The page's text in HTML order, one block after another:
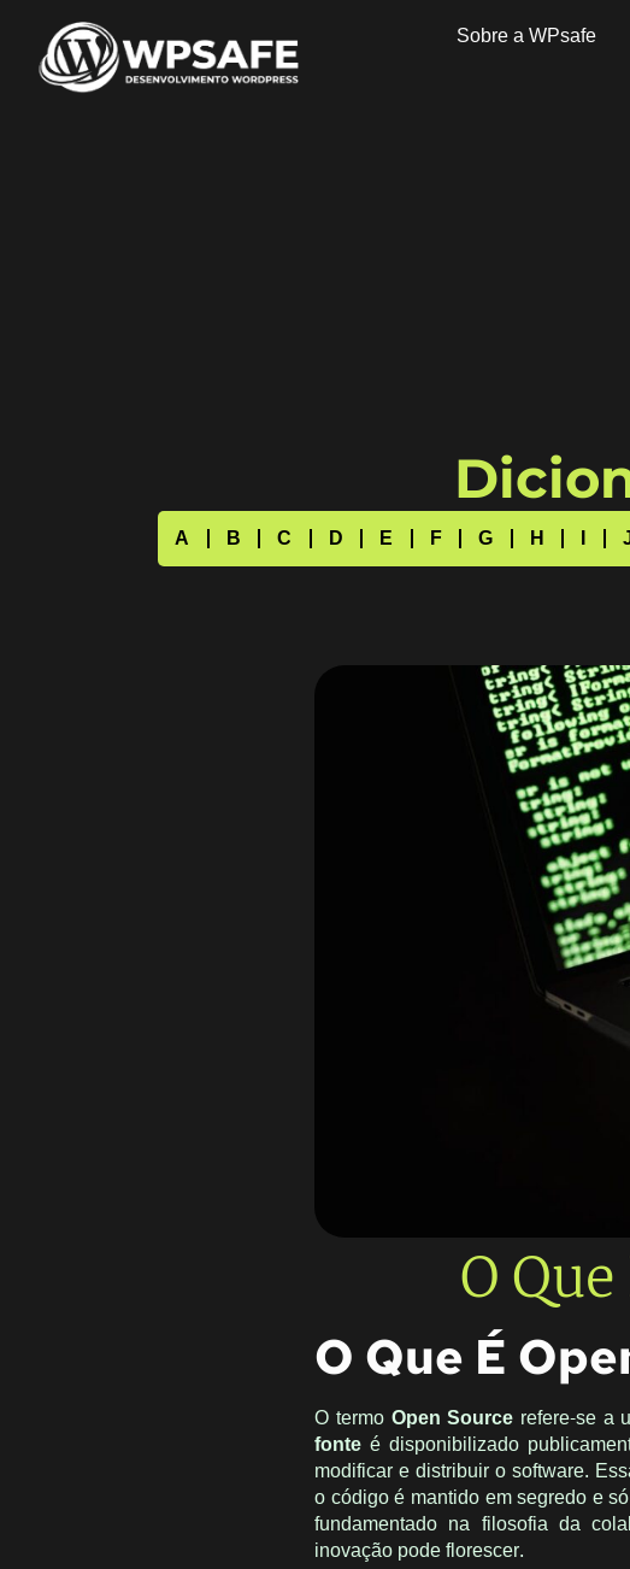
Sobre a WPsafe
A B C D E F G H I
O
O Que É
O termo Open Source refere-se a
fonte é disponibilizado
modificar e distribuir o software.
o código é mantido em segredo e
fundamentado na filosofia da
inovação pode florescer.